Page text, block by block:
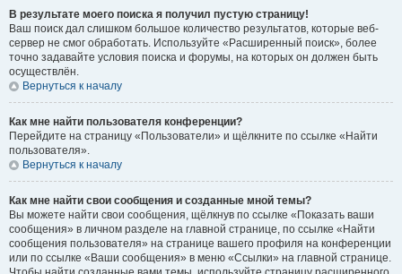
В результате моего поиска я получил пустую страницу!
Ваш поиск дал слишком большое количество результатов, которые веб-
сервер не смог обработать. Используйте «Расширенный поиск», более
точно задавайте условия поиска и форумы, на которых он должен быть
осуществлён.
Вернуться к началу
Как мне найти пользователя конференции?
Перейдите на страницу «Пользователи» и щёлкните по ссылке «Найти
пользователя».
Вернуться к началу
Как мне найти свои сообщения и созданные мной темы?
Вы можете найти свои сообщения, щёлкнув по ссылке «Показать ваши
сообщения» в личном разделе на главной странице, по ссылке «Найти
сообщения пользователя» на странице вашего профиля на конференции
или по ссылке «Ваши сообщения» в меню «Ссылки» на главной странице.